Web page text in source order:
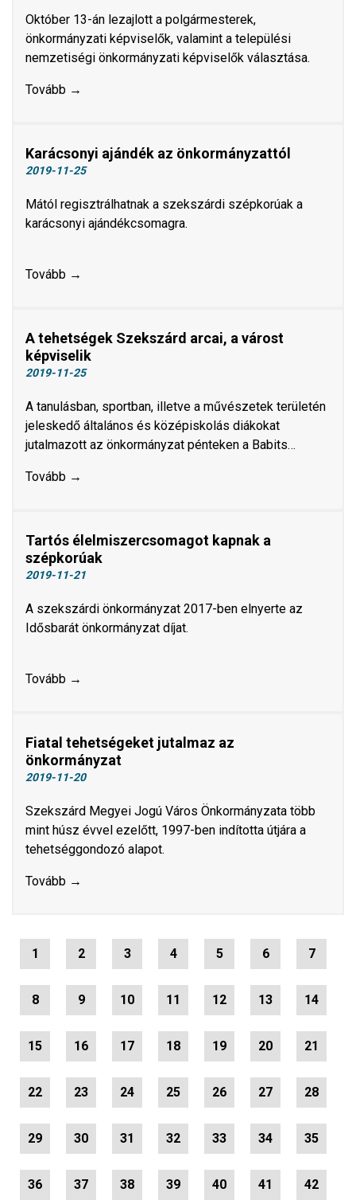
Október 13-án lezajlott a polgármesterek,
önkormányzati képviselők, valamint a települési
nemzetiségi önkormányzati képviselők választása.
Tovább →
Karácsonyi ajándék az önkormányzattól
2019-11-25
Mától regisztrálhatnak a szekszárdi szépkorúak a
karácsonyi ajándékcsomagra.
Tovább →
A tehetségek Szekszárd arcai, a várost
képviselik
2019-11-25
A tanulásban, sportban, illetve a művészetek területén
jeleskedő általános és középiskolás diákokat
jutalmazott az önkormányzat pénteken a Babits…
Tovább →
Tartós élelmiszercsomagot kapnak a
szépkorúak
2019-11-21
A szekszárdi önkormányzat 2017-ben elnyerte az
Idősbarát önkormányzat díjat.
Tovább →
Fiatal tehetségeket jutalmaz az
önkormányzat
2019-11-20
Szekszárd Megyei Jogú Város Önkormányzata több
mint húsz évvel ezelőtt, 1997-ben indította útjára a
tehetséggondozó alapot.
Tovább →
1 2 3 4 5 6 7
8 9 10 11 12 13 14
15 16 17 18 19 20 21
22 23 24 25 26 27 28
29 30 31 32 33 34 35
36 37 38 39 40 41 42